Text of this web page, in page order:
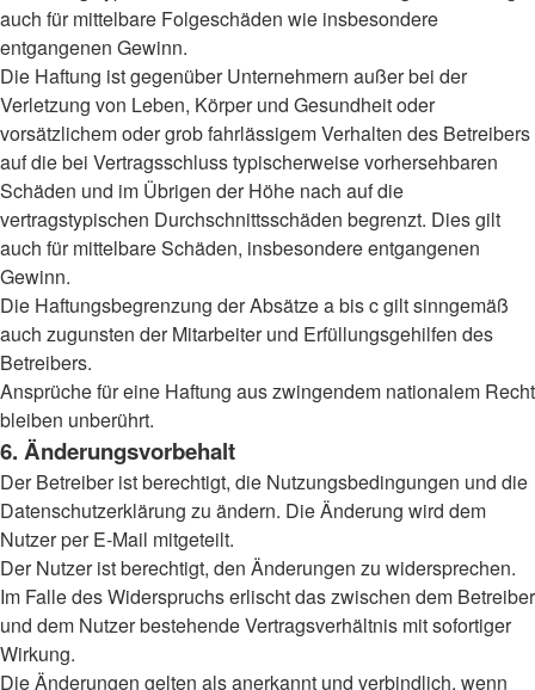
auch für mittelbare Folgeschäden wie insbesondere
entgangenen Gewinn.
Die Haftung ist gegenüber Unternehmern außer bei der
Verletzung von Leben, Körper und Gesundheit oder
vorsätzlichem oder grob fahrlässigem Verhalten des Betreibers
auf die bei Vertragsschluss typischerweise vorhersehbaren
Schäden und im Übrigen der Höhe nach auf die
vertragstypischen Durchschnittsschäden begrenzt. Dies gilt
auch für mittelbare Schäden, insbesondere entgangenen
Gewinn.
Die Haftungsbegrenzung der Absätze a bis c gilt sinngemäß
auch zugunsten der Mitarbeiter und Erfüllungsgehilfen des
Betreibers.
Ansprüche für eine Haftung aus zwingendem nationalem Recht
bleiben unberührt.
6. Änderungsvorbehalt
Der Betreiber ist berechtigt, die Nutzungsbedingungen und die
Datenschutzerklärung zu ändern. Die Änderung wird dem
Nutzer per E-Mail mitgeteilt.
Der Nutzer ist berechtigt, den Änderungen zu widersprechen.
Im Falle des Widerspruchs erlischt das zwischen dem Betreiber
und dem Nutzer bestehende Vertragsverhältnis mit sofortiger
Wirkung.
Die Änderungen gelten als anerkannt und verbindlich, wenn